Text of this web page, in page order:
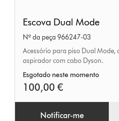
Dual
Mode
Escova Dual Mode
Nº da peça 966247-03
Acessório para piso Dual Mode,
aspirador com cabo Dyson.
Esgotado neste momento
100,00 €
Notificar-me